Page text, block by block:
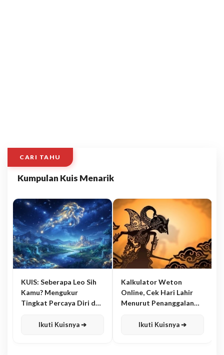
CARI TAHU
Kumpulan Kuis Menarik
KUIS: Seberapa Leo Sih
Kamu? Mengukur
Tingkat Percaya Diri dan
Ikuti Kuisnya ➔
Kalkulator Weton
Online, Cek Hari Lahir
Menurut Penanggalan
Ikuti Kuisnya ➔